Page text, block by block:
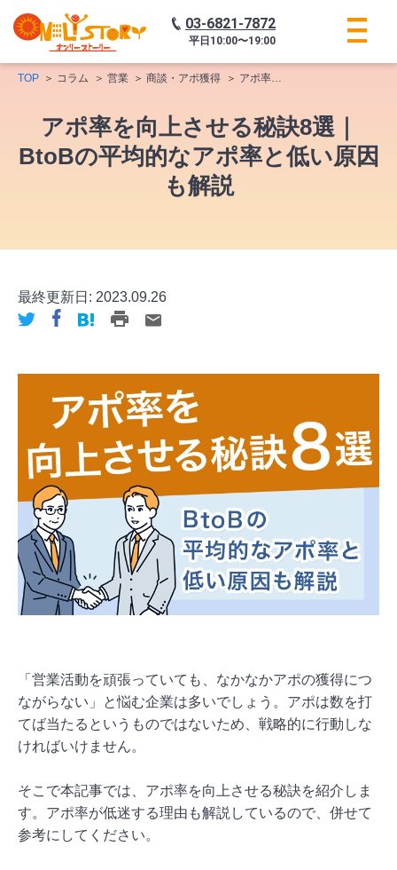
03-6821-7872
平日 10:00〜19:00
TOP コラム 営業 商談・アポ獲得 アポ率を向上させる秘訣8選｜BtoBの平均的なアポ率と低い原因も解説
アポ率を向上させる秘訣8選｜
BtoBの平均的なアポ率と低い原因
も解説
最終更新日: 2023.09.26
「営業活動を頑張っていても、なかなかアポの獲得につ
ながらない」と悩む企業は多いでしょう。アポは数を打
てば当たるというものではないため、戦略的に行動しな
ければいけません。
そこで本記事では、アポ率を向上させる秘訣を紹介しま
す。アポ率が低迷する理由も解説しているので、併せて
参考にしてください。